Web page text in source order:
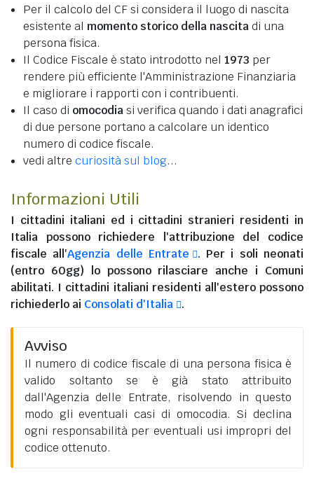
Per il calcolo del CF si considera il luogo di nascita
esistente al momento storico della nascitadi una
persona fisica.
Il Codice Fiscale è stato introdotto nel 1973 per
rendere più efficiente l'Amministrazione Finanziaria
e migliorare i rapporti con i contribuenti.
Il caso di omocodiasi verifica quando i dati anagrafici
di due persone portano a calcolare un identico
numero di codice fiscale.
vedi altre curiosità sul blog...
Informazioni Utili
I cittadini italiani ed i cittadini stranieri residenti in
Italia possono richiedere l'attribuzione del codice
fiscale all'Agenzia delle Entrate
. Per i soli neonati
(entro 60gg) lo possono rilasciare anche i Comuni
abilitati. I cittadini italiani residenti all'esteropossono
richiederlo ai Consolati d'Italia .
Avviso
Il numero di codice fiscale di una persona fisica è
valido soltanto se è già stato attribuito
dall'Agenzia delle Entrate, risolvendo in questo
modo gli eventuali casi di omocodia. Si declina
ogni responsabilità per eventuali usi impropri del
codice ottenuto.